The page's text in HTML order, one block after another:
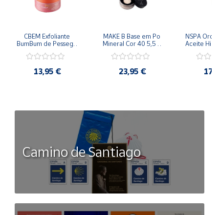
CBEM Exfoliante
BumBum de Pessego
13,95 €
MAKE B Base em Po
Mineral Cor 40 5,5 g
23,95 €
NSPA
Aceite
Camino de Santiago